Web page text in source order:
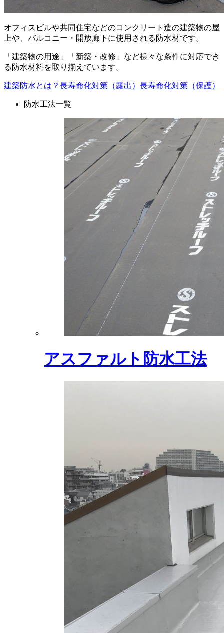
オフィスビルや共同住宅などのコンクリート造の建築物の屋
上や、バルコニー・開放廊下に使用される防水材です。
「建築物の用途」「新築・改修」など様々な条件に対応でき
る防水材料を取り揃えています。
建築防水とは？ 長寿命化対策（露出） 長寿命化対策（保護）
防水工法一覧
アスファルト防水工法